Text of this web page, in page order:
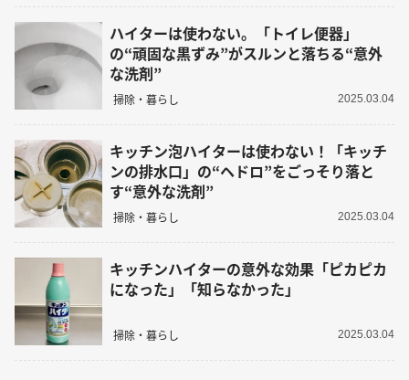
ハイターは使わない。「トイレ便器」
の“頑固な黒ずみ”がスルンと落ちる“意外
な洗剤”
掃除・暮らし 2025.03.04
キッチン泡ハイターは使わない！「キッチ
ンの排水口」の“ヘドロ”をごっそり落と
す“意外な洗剤”
掃除・暮らし 2025.03.04
キッチンハイターの意外な効果「ピカピカ
になった」「知らなかった」
掃除・暮らし 2025.03.04